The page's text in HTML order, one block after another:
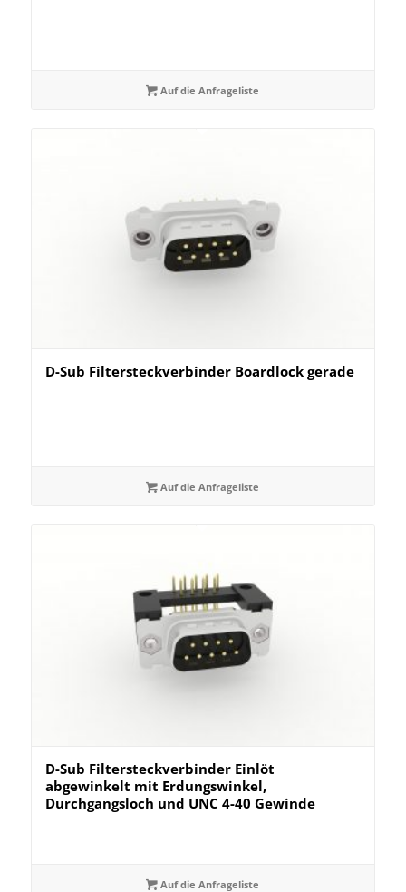
Auf die Anfrageliste
D-Sub Filtersteckverbinder Boardlock gerade
Auf die Anfrageliste
D-Sub Filtersteckverbinder Einlöt
abgewinkelt mit Erdungswinkel,
Durchgangsloch und UNC 4-40 Gewinde
Auf die Anfrageliste